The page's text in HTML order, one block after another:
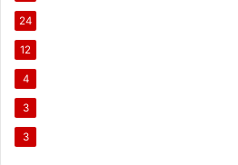
24
12
4
3
3